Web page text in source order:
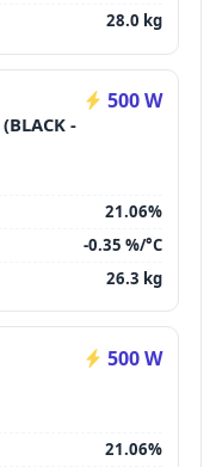
28.0 kg
500 W
-
21.06%
-0.35 %/°C
26.3 kg
500 W
21.06%